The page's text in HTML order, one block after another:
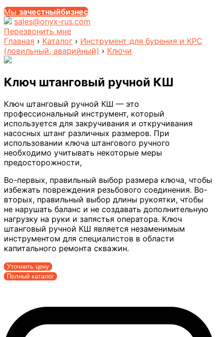
Мы зачестныйбизнес
sales@onyx-rus.com
Перезвонить мне
Главная › Каталог › Инструмент для бурения и КРС
(ловильный, аварийный) › Ключи
Ключ штанговый ручной КШ
Ключ штанговый ручной КШ — это
профессиональный инструмент, который
используется для закручивания и откручивания
насосных штанг различных размеров. При
использовании ключа штангового ручного
необходимо учитывать некоторые меры
предосторожности,
Во-первых, правильный выбор размера ключа, чтобы
избежать повреждения резьбового соединения. Во-
вторых, правильный выбор длины рукоятки, чтобы
не нарушать баланс и не создавать дополнительную
нагрузку на руки и запястья оператора. Ключ
штанговый ручной КШ является незаменимым
инструментом для специалистов в области
капитального ремонта скважин.
Уточнить цену
Полный каталог